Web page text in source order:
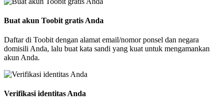
Buat akun Toobit gratis Anda
Daftar di Toobit dengan alamat email/nomor ponsel dan negara
domisili Anda, lalu buat kata sandi yang kuat untuk mengamankan
akun Anda.
Verifikasi identitas Anda